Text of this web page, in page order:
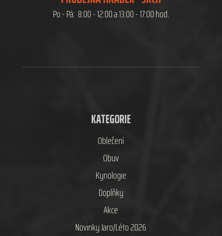
Po - Pá: 8:00 - 12:00 a 13:00 - 17:00 hod.
KATEGORIE
Oblečení
Obuv
Kynologie
Doplňky
Akce
Novinky Jaro/Léto 2026